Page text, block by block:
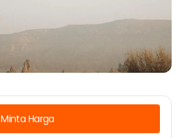
Minta Harga